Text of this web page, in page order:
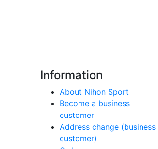
Information
About Nihon Sport
Become a business
customer
Address change (business
customer)